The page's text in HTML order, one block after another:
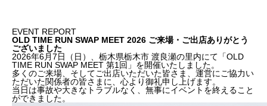
EVENT REPORT
OLD TIME RUN SWAP MEET 2026 ご来場・ご出店ありがとう
ございました
2026年6月7日（日）、栃木県栃木市 渡良瀬の里内にて「OLD
TIME RUN SWAP MEET 第1回」を開催いたしました。
多くのご来場、そしてご出店いただいた皆さま、運営にご協力い
ただいた関係者の皆さまに、心より御礼申し上げます。
当日は事故や大きなトラブルなく、無事にイベントを終えること
ができました。